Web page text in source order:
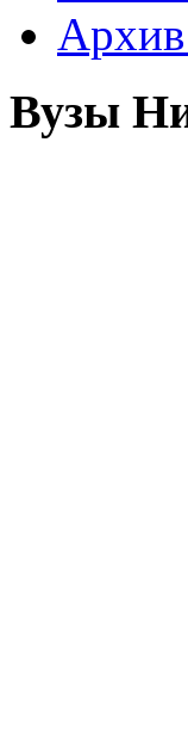
Архив
Вузы